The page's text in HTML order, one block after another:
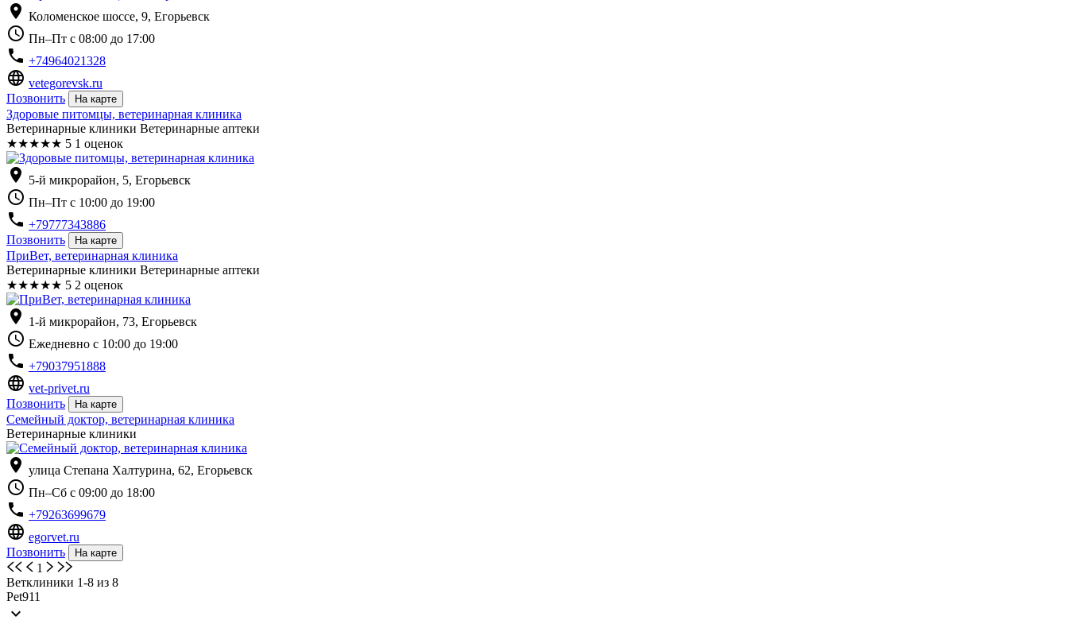
location_on Коломенское шоссе, 9, Егорьевск
schedule Пн–Пт с 08:00 до 17:00
phone +74964021328
language vetegorevsk.ru
Позвонить
На карте
Здоровые питомцы, ветеринарная клиника
Ветеринарные клиники Ветеринарные аптеки
★★★★★ 5 1 оценок
location_on 5-й микрорайон, 5, Егорьевск
schedule Пн–Пт с 10:00 до 19:00
phone +79777343886
Позвонить
На карте
ПриВет, ветеринарная клиника
Ветеринарные клиники Ветеринарные аптеки
★★★★★ 5 2 оценок
location_on 1-й микрорайон, 73, Егорьевск
schedule Ежедневно с 10:00 до 19:00
phone +79037951888
language vet-privet.ru
Позвонить
На карте
Семейный доктор, ветеринарная клиника
Ветеринарные клиники
location_on улица Степана Халтурина, 62, Егорьевск
schedule Пн–Сб с 09:00 до 18:00
phone +79263699679
language egorvet.ru
Позвонить
На карте
1
Ветклиники 1-8 из 8
Pet911
expand_more